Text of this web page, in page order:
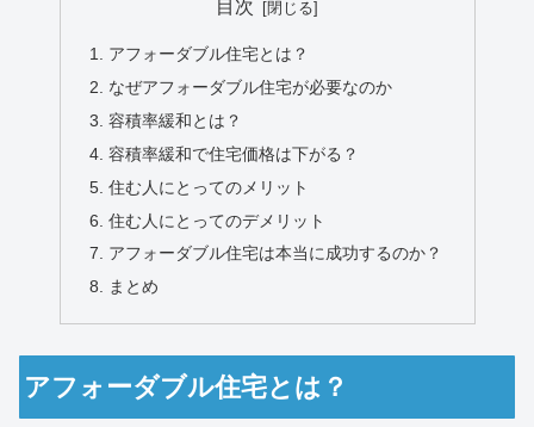
目次
アフォーダブル住宅とは？
なぜアフォーダブル住宅が必要なのか
容積率緩和とは？
容積率緩和で住宅価格は下がる？
住む人にとってのメリット
住む人にとってのデメリット
アフォーダブル住宅は本当に成功するのか？
まとめ
アフォーダブル住宅とは？